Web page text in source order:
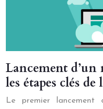
Lancement
les étapes clés de
Le premier lancement